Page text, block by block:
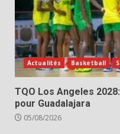
Actualités Basketball
TQO Los Angeles
pour Guadalajara
05/08/2026